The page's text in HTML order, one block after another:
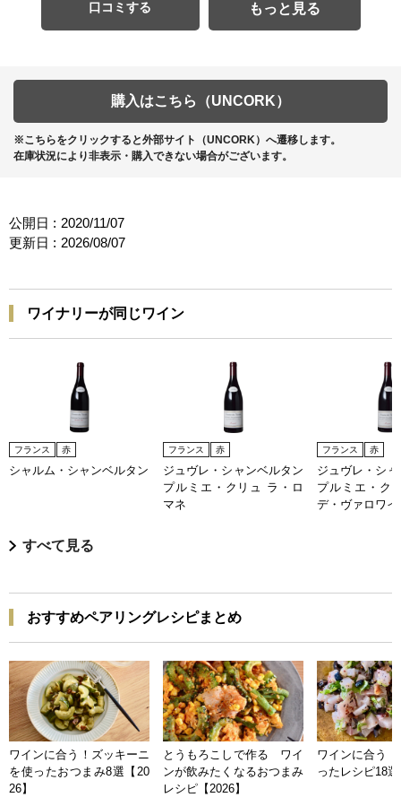
口コミする もっと見る
購入はこちら（UNCORK）
※こちらをクリックすると外部サイト（UNCORK）へ遷移します。
在庫状況により非表示・購入できない場合がございます。
公開日 : 2020/11/07
更新日 : 2026/08/07
ワイナリーが同じワイン
フランス 赤
シャルム・シャンベルタン
フランス 赤
ジュヴレ・シャンベルタン
プルミエ・クリュ ラ・ロ
マネ
フランス 赤
ジュヴレ・シ
プルミエ・ク
デ・ヴァロワイ
すべて見る
おすすめペアリングレシピまとめ
ワインに合う！ズッキーニ
を使ったおつまみ8選【20
26】
とうもろこしで作る ワイ
ンが飲みたくなるおつまみ
レシピ【2026】
ワインに合う
ったレシピ18